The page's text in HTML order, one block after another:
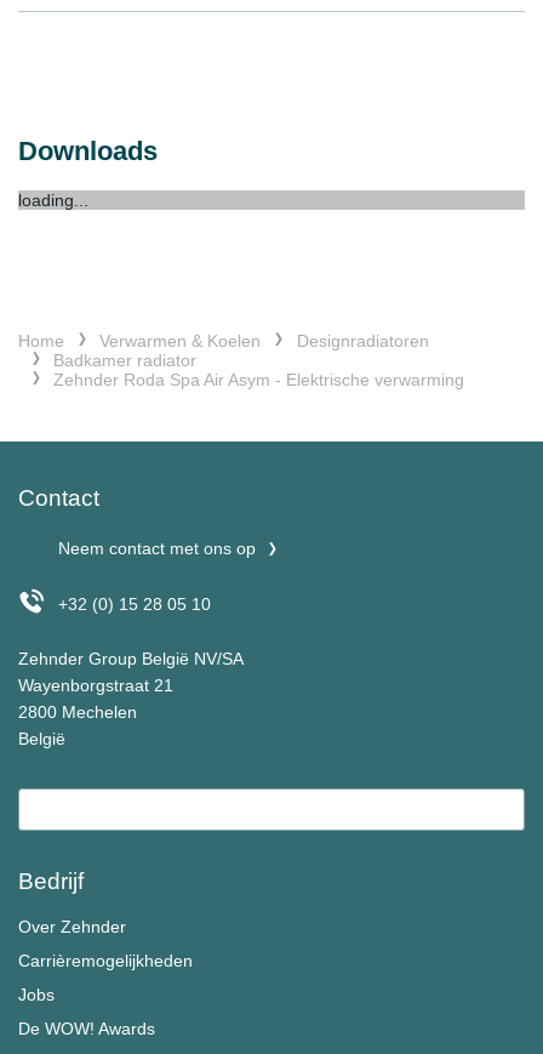
Downloads
loading...
Home Verwarmen & Koelen
Designradiatoren
Badkamer radiator
Zehnder Roda Spa Air Asym - Elektrische verwarming
Contact
Neem contact met ons op
+32 (0) 15 28 05 10
Zehnder Group België NV/SA
Wayenborgstraat 21
2800 Mechelen
België
Bedrijf
Over Zehnder
Carrièremogelijkheden
Jobs
De WOW! Awards